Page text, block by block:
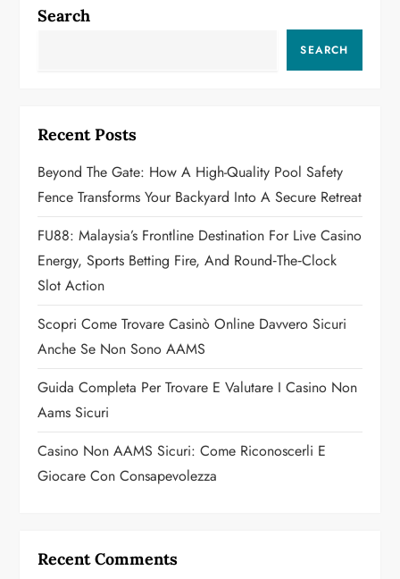
i
g
a
t
i
o
n
Search
SEARCH
Recent Posts
Beyond The Gate: How A High-Quality Pool Safety
Fence Transforms Your Backyard Into A Secure Retreat
FU88: Malaysia’s Frontline Destination For Live Casino
Energy, Sports Betting Fire, And Round‑the‑Clock
Slot Action
Scopri Come Trovare Casinò Online Davvero Sicuri
Anche Se Non Sono AAMS
Guida Completa Per Trovare E Valutare I Casino Non
Aams Sicuri
Casino Non AAMS Sicuri: Come Riconoscerli E
Giocare Con Consapevolezza
Recent Comments